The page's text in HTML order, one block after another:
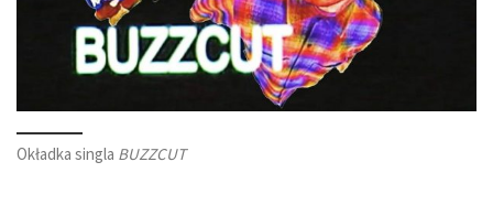
Okładka singla BUZZCUT